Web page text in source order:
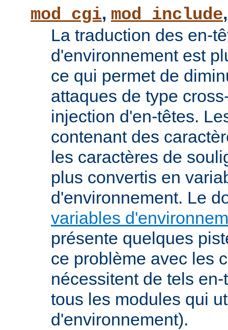
mod_cgi, mod_include
La traduction des en-
d'environnement est
ce qui permet de
attaques de type
injection d'en-têtes.
contenant des
les caractères de
plus convertis en
d'environnement. Le
variables
présente quelques
ce problème avec les
nécessitent de tels
tous les modules qui
d'environnement).